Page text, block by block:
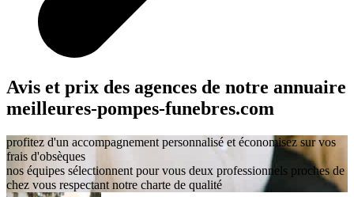
Avis et prix des agences de notre annuaire
meilleures-pompes-funebres.com
profitez d'un accompagnement personnalisé et économisez sur vos
frais d'obsèques
nos équipes sélectionnent pour vous deux professionnels proches de
chez vous respectant notre charte de qualité